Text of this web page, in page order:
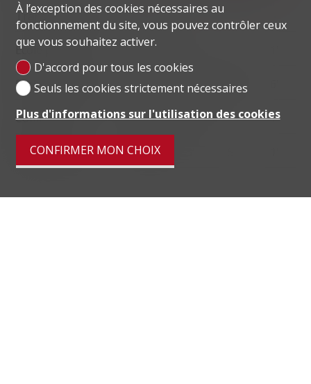
Transports publics 80 m 1'
Ecole primaire 137 m
Ecole secondaire II 871 m 25' 17'
Commerces 47 m 6' 6' 1'
Restaurants 203 m
À l’exception des cookies nécessaires au
fonctionnement du site, vous pouvez contrôler ceux
que vous souhaitez activer.
D'accord pour tous les cookies
Seuls les cookies strictement nécessaires
Plus d'informations sur l'utilisation des cookies
CONFIRMER MON CHOIX